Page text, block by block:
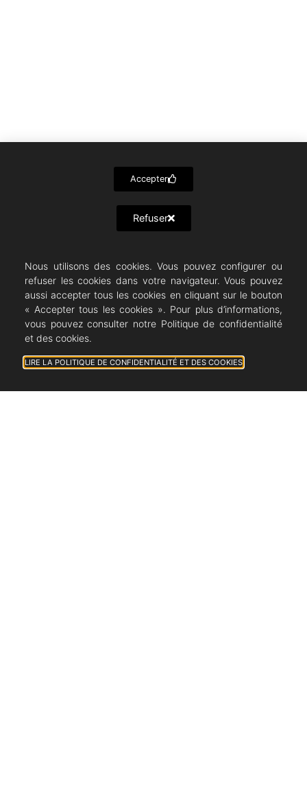
Nous utilisons des cookies. Vous pouvez configurer ou
refuser les cookies dans votre navigateur. Vous pouvez
aussi accepter tous les cookies en cliquant sur le bouton
« Accepter tous les cookies ». Pour plus d’informations,
vous pouvez consulter notre Politique de confidentialité
et des cookies.
LIRE LA POLITIQUE DE CONFIDENTIALITÉ ET DES COOKIES
Accepter
Refuser